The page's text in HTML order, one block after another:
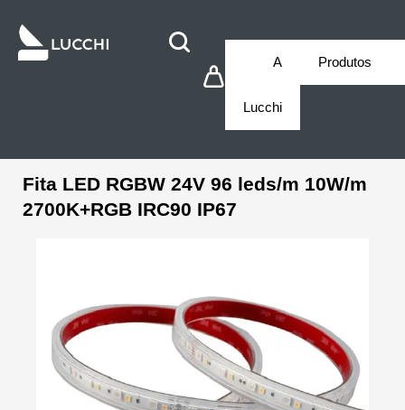
A
Lucchi
Produtos
Fita LED RGBW 24V 96 leds/m 10W/m
2700K+RGB IRC90 IP67